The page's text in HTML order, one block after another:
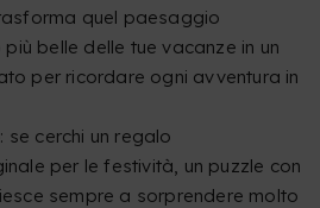
quel paesaggio
belle delle tue vacanze in un
per ricordare ogni avventura in
: se cerchi un regalo
per le festività, un puzzle con
sempre a sorprendere molto